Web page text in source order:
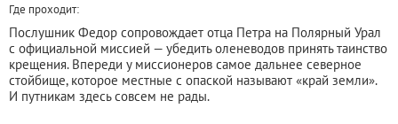
Где проходит:
Послушник Федор сопровождает отца Петра на Полярный Урал
с официальной миссией — убедить оленеводов принять таинство
крещения. Впереди у миссионеров самое дальнее северное
стойбище, которое местные с опаской называют «край земли».
И путникам здесь совсем не рады.